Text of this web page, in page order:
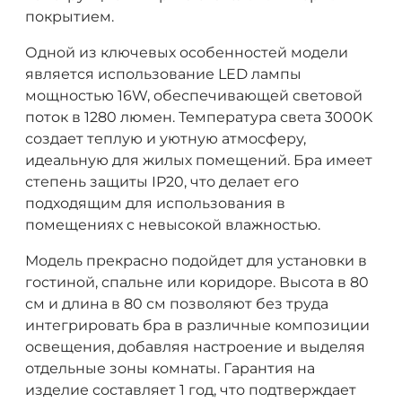
покрытием.
Одной из ключевых особенностей модели
является использование LED лампы
мощностью 16W, обеспечивающей световой
поток в 1280 люмен. Температура света 3000K
создает теплую и уютную атмосферу,
идеальную для жилых помещений. Бра имеет
степень защиты IP20, что делает его
подходящим для использования в
помещениях с невысокой влажностью.
Модель прекрасно подойдет для установки в
гостиной, спальне или коридоре. Высота в 80
см и длина в 80 см позволяют без труда
интегрировать бра в различные композиции
освещения, добавляя настроение и выделяя
отдельные зоны комнаты. Гарантия на
изделие составляет 1 год, что подтверждает